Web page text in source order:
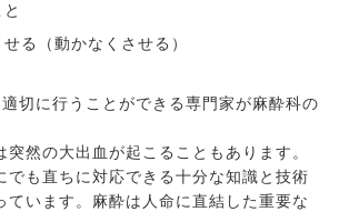
る（動かなくさせる）
切に行うことができる専門家が麻酔科の
突然の大出血が起こることもあります。
でも直ちに対応できる十分な知識と技術
ています。麻酔は人命に直結した重要な